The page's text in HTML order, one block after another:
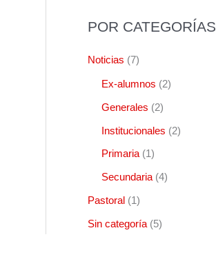
POR CATEGORÍAS
Noticias (7)
Ex-alumnos (2)
Generales (2)
Institucionales (2)
Primaria (1)
Secundaria (4)
Pastoral (1)
Sin categoría (5)